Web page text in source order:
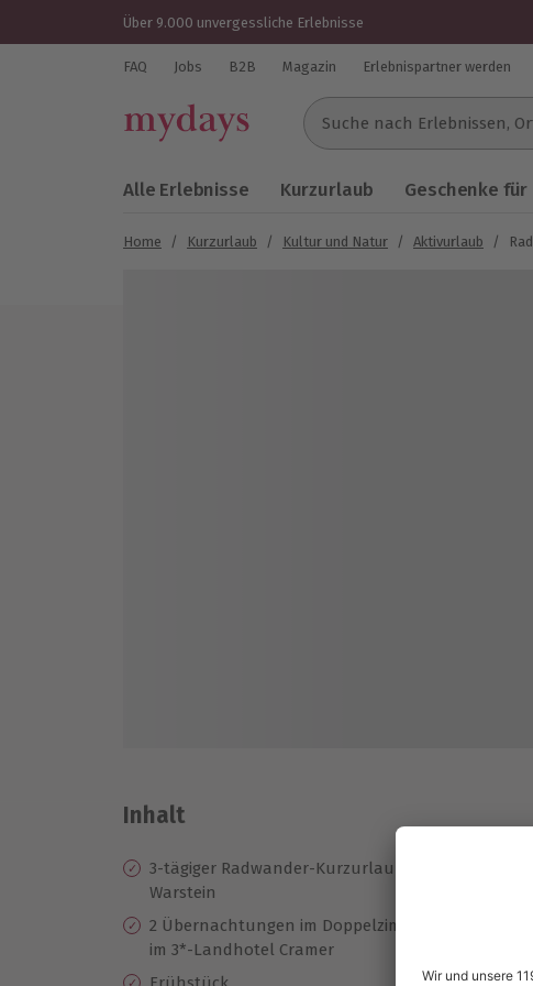
Über 9.000 unvergessliche Erlebnisse
FAQ Jobs B2B Magazin Erlebnispartner werden
Suche nach Erlebnissen...
Alle Erlebnisse Kurzurlaub Geschenke für
Home / Kurzurlaub / Kultur und Natur / Aktivurlaub /
Inhalt
3-tägiger Radwander-Kurzurlaub in
Warstein
2 Übernachtungen im Doppelzimmer
im 3*-Landhotel Cramer